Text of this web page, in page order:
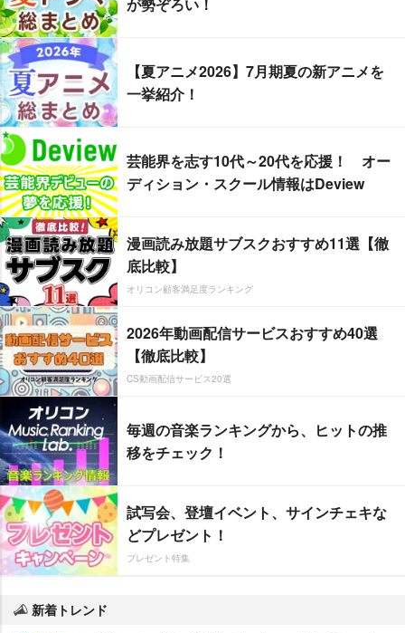
【夏アニメ2026】7月期夏の新アニメを
一挙紹介！
芸能界を志す10代～20代を応援！ オー
ディション・スクール情報はDeview
漫画読み放題サブスクおすすめ11選【徹
底比較】
オリコン顧客満足度ランキング
2026年動画配信サービスおすすめ40選
【徹底比較】
CS動画配信サービス20選
毎週の音楽ランキングから、ヒットの推
移をチェック！
試写会、登壇イベント、サインチェキな
どプレゼント！
プレゼント特集
新着トレンド